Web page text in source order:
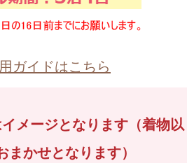
ガイドはこちら
メージとなります（着物以
まかせとなります）